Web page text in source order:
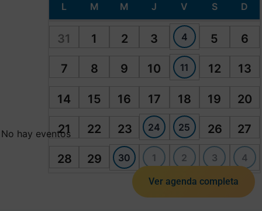
L M M J V S D
31 1 2 3 4 5 6
7 8 9 10 11 12 13
14 15 16 17 18 19 20
21 22 23 24 25 26 27
28 29 30 1 2 3 4
No hay eventos
Ver agenda completa